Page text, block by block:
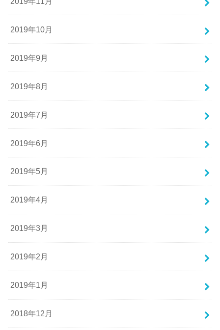
2019年10月
2019年9月
2019年8月
2019年7月
2019年6月
2019年5月
2019年4月
2019年3月
2019年2月
2019年1月
2018年12月